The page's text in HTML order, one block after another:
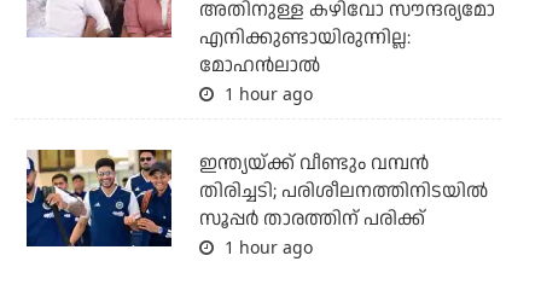
അതിനുള്ള കഴിവോ സൗന്ദര്യമോ
എനിക്കുണ്ടായിരുന്നില്ല:
മോഹൻലാൽ
1 hour ago
ഇന്ത്യയ്ക്ക് വീണ്ടും വമ്പന്‍
തിരിച്ചടി; പരിശീലനത്തിനിടയില്‍
സൂപ്പര്‍ താരത്തിന് പരിക്ക്
1 hour ago